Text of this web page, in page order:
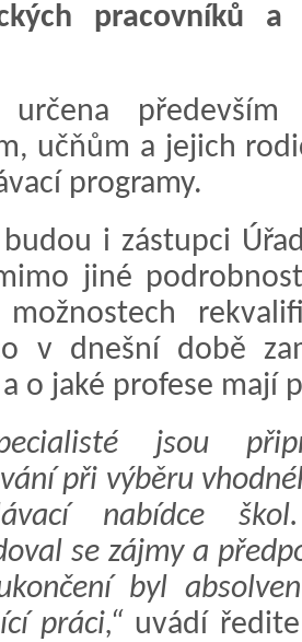
pracovníků
především
učňům a jejich
programy.
i zástupci
jiné
v dnešní době
o jaké profese mají
jsou
při výběru
nabídce
se zájmy a
byl
práci,“ uvádí